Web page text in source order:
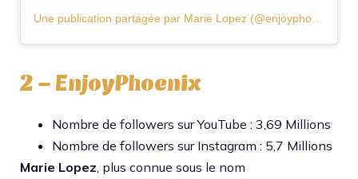
2 – EnjoyPhoenix
Nombre de followers sur YouTube : 3,69 Millions
Nombre de followers sur Instagram : 5,7 Millions
Marie Lopez , plus connue sous le nom